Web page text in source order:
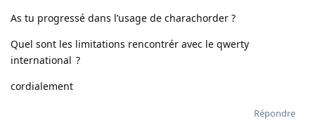
As tu progressé dans l’usage de charachorder ?
Quel sont les limitations rencontrér avec le qwerty
international ?
cordialement
Répondre